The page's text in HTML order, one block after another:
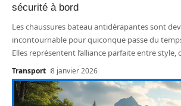
sécurité à bord
Les chaussures bateau antidérapantes sont
incontournable pour quiconque passe du
Elles représentent l’alliance parfaite entre style,
Transport 8 janvier 2026